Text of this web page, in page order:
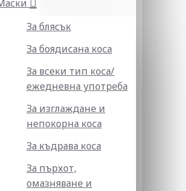
За блясък
За боядисана коса
За всеки тип коса/
ежедневна употреба
За изглаждане и
непокорна коса
За къдрава коса
За пърхот,
омазняване и